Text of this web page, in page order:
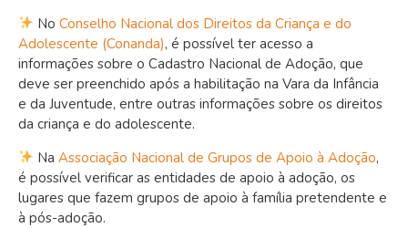
NoConselho Nacional dos Direitos da Criança e do
Adolescente (Conanda), é possível ter acesso a
informações sobre o Cadastro Nacional de Adoção, que
deve ser preenchido após a habilitação na Vara da Infância
e da Juventude, entre outras informações sobre os direitos
da criança e do adolescente.
NaAssociação Nacional de Grupos de Apoio à Adoção,
é possível verificar as entidades de apoio à adoção, os
lugares que fazem grupos de apoio à família pretendente e
à pós-adoção.